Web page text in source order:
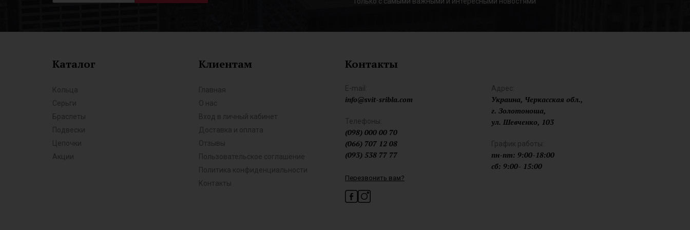
Каталог
Кольца
Серьги
Браслеты
Подвески
Цепочки
Акции
Клиентам
Главная
О нас
Вход в личный кабинет
Доставка и оплата
Отзывы
Пользовательское соглашение
Политика конфиденциальности
Контакты
Контакты
E-mail:
info@svit-sribla.com
Телефоны:
(098) 000 00 70
(066) 707 12 08
(093) 538 77 77
Перезвонить вам?
Адрес:
Украина, Черкасская обл.,
г. Золотоноша,
ул. Шевченко, 103
График работы:
пн-пт: 9:00-18:00
сб: 9:00- 15:00